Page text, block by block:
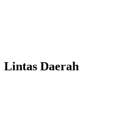
Lintas Daerah